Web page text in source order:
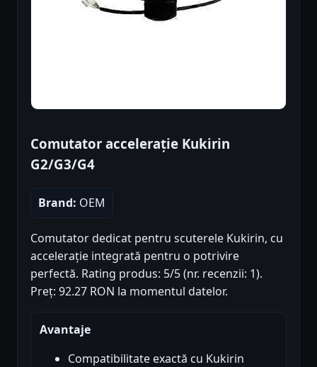
Comutator accelerație Kukirin
G2/G3/G4
Brand: OEM
Comutator dedicat pentru scuterele Kukirin, cu
accelerație integrată pentru o potrivire
perfectă. Rating produs: 5/5 (nr. recenzii: 1).
Preț: 92.27 RON la momentul datelor.
Avantaje
Compatibilitate exactă cu Kukirin